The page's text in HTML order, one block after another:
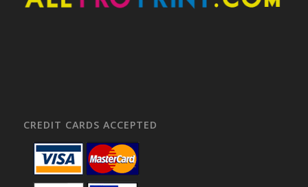
CREDIT CARDS ACCEPTED